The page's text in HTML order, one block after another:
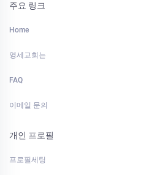
주요 링크
Home
영세교회는
FAQ
이메일 문의
개인 프로필
프로필세팅